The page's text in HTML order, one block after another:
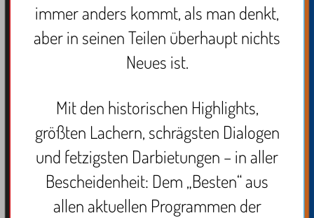
immer anders kommt, als man denkt,
aber in seinen Teilen überhaupt nichts
Neues ist.
Mit den historischen Highlights,
größten Lachern, schrägsten Dialogen
und fetzigsten Darbietungen – in aller
Bescheidenheit: Dem „Besten“ aus
allen aktuellen Programmen der